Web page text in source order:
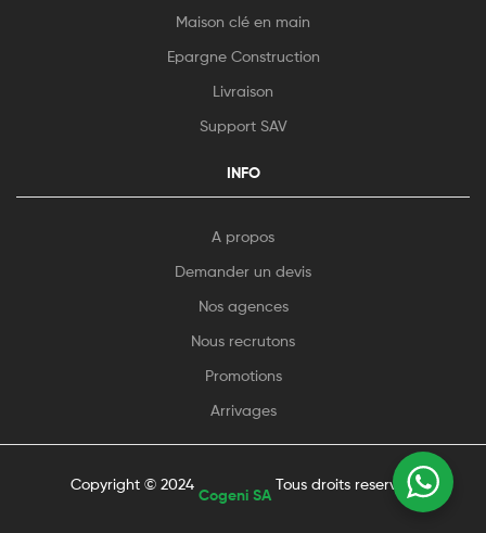
Maison clé en main
Epargne Construction
Livraison
Support SAV
INFO
A propos
Demander un devis
Nos agences
Nous recrutons
Promotions
Arrivages
Copyright © 2024
Cogeni SA
Tous droits reservés.